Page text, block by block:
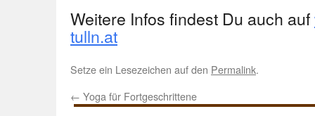
Weitere Infos findest Du auch auf
tulln.at
Setze ein Lesezeichen auf den Permalink.
← Yoga für Fortgeschrittene